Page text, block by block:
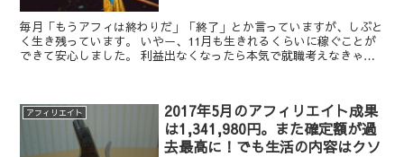
毎月「もうアフィは終わりだ」「終了」とか言っていますが、しぶと
く生き残っています。 いやー、11月も生きれるくらいに稼ぐことが
できて安心しました。 利益出なくなったら本気で就職考えなきゃい
アフィリエイト
2017年5月のアフィリエイト成果
は1,341,980円。また確定額が過
去最高に！でも生活の内容はクソ